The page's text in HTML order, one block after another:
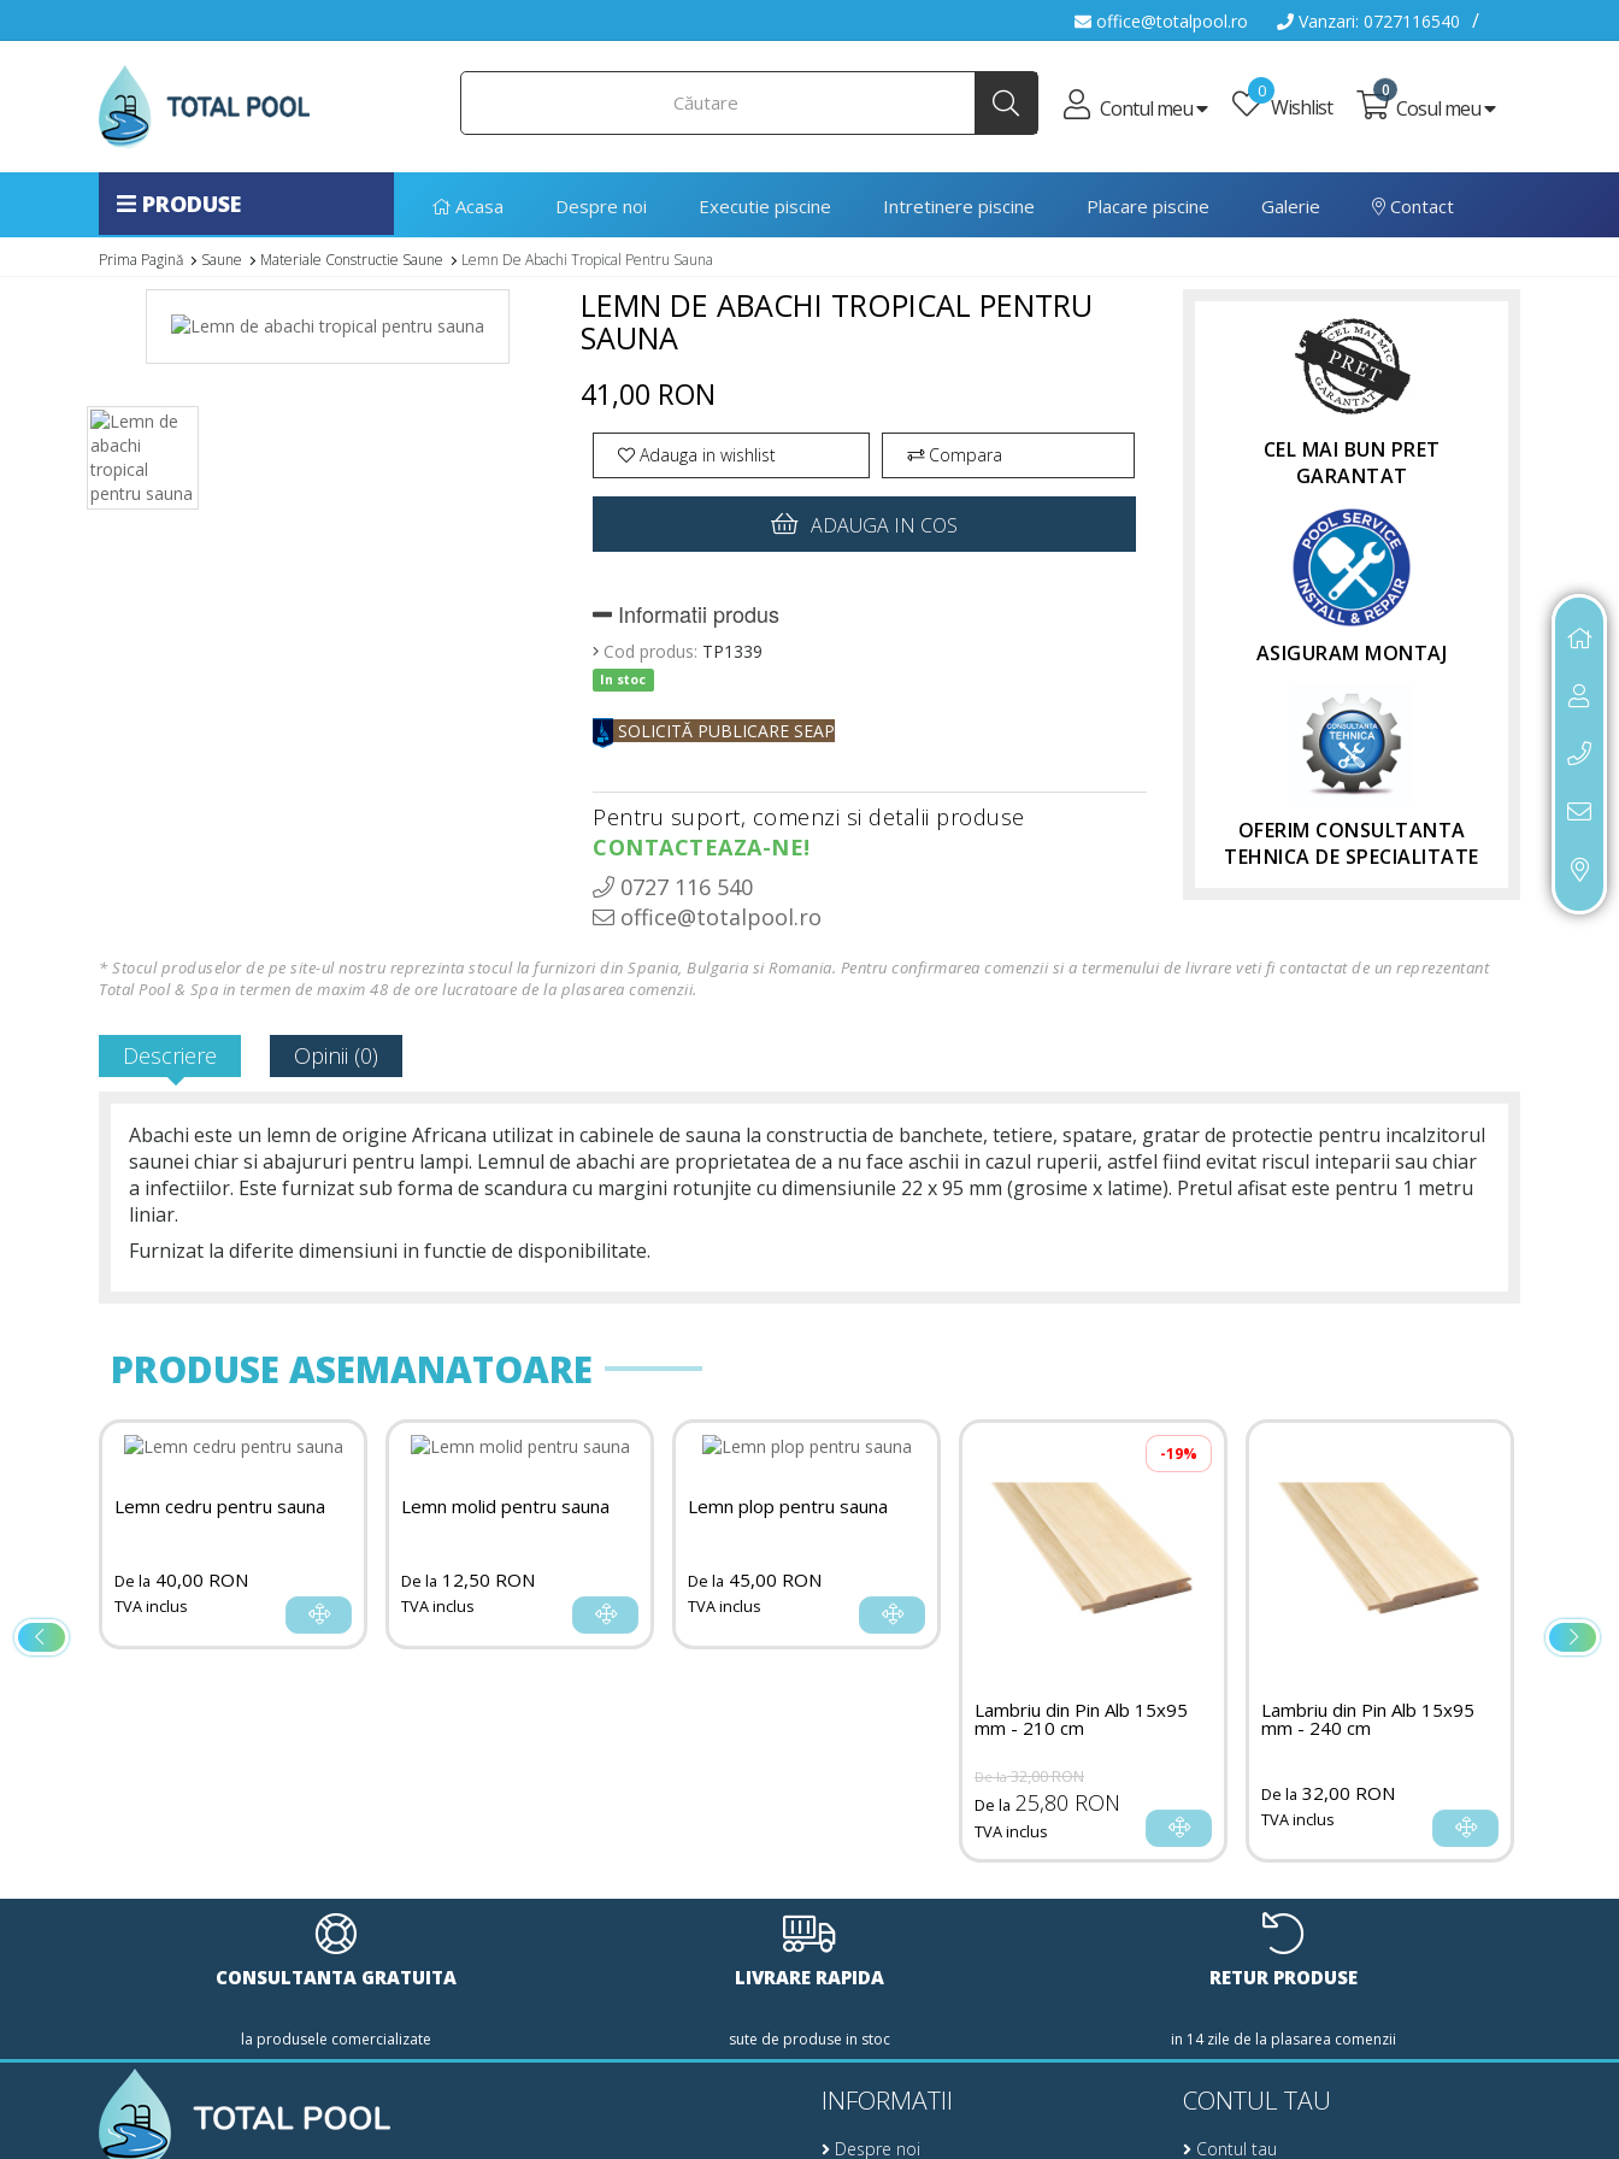
office@totalpool.ro Vanzari: 0727116540 /
Contul meu
0
Wishlist
0
Cosul meu
PRODUSE Acasa Despre noi Executie piscine Intretinere piscine Placare piscine Galerie Contact
Prima Pagină Saune Materiale Constructie Saune Lemn De Abachi Tropical Pentru Sauna
LEMN DE ABACHI TROPICAL PENTRU
SAUNA
41,00 RON
Adauga in wishlist Compara
ADAUGA IN COS
Informatii produs
Cod produs: TP1339
In stoc
SOLICITĂ PUBLICARE SEAP
Pentru suport, comenzi si detalii produse
CONTACTEAZA-NE!
0727 116 540
office@totalpool.ro
CEL MAI BUN PRET
GARANTAT
ASIGURAM MONTAJ
OFERIM CONSULTANTA
TEHNICA DE SPECIALITATE
* Stocul produselor de pe site-ul nostru reprezinta stocul la furnizori din Spania, Bulgaria si Romania. Pentru confirmarea comenzii si a termenului de livrare veti fi contactat de un reprezentant
Total Pool & Spa in termen de maxim 48 de ore lucratoare de la plasarea comenzii.
Descriere Opinii (0)
Abachi este un lemn de origine Africana utilizat in cabinele de sauna la constructia de banchete, tetiere, spatare, gratar de protectie pentru incalzitorul
saunei chiar si abajururi pentru lampi. Lemnul de abachi are proprietatea de a nu face aschii in cazul ruperii, astfel fiind evitat riscul inteparii sau chiar
a infectiilor. Este furnizat sub forma de scandura cu margini rotunjite cu dimensiunile 22 x 95 mm (grosime x latime). Pretul afisat este pentru 1 metru
liniar.
Furnizat la diferite dimensiuni in functie de disponibilitate.
PRODUSE ASEMANATOARE
Lemn cedru pentru sauna
De la 40,00 RON
TVA inclus
Lemn molid pentru sauna
De la 12,50 RON
TVA inclus
Lemn plop pentru sauna
De la 45,00 RON
TVA inclus
-19%
Lambriu din Pin Alb 15x95
mm - 210 cm
De la32,00 RON
De la 25,80 RON
TVA inclus
Lambriu din Pin Alb 15x95
mm - 240 cm
De la 32,00 RON
TVA inclus
CONSULTANTA GRATUITA
la produsele comercializate
LIVRARE RAPIDA
sute de produse in stoc
RETUR PRODUSE
in 14 zile de la plasarea comenzii
INFORMATII
Despre noi
CONTUL TAU
Contul tau